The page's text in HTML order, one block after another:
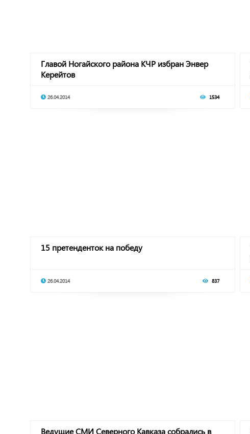
Главой Ногайского района КЧР избран Энвер
Керейтов
26.04.2014 1534
15 претенденток на победу
26.04.2014 837
Ведущие СМИ Северного Кавказа собрались в